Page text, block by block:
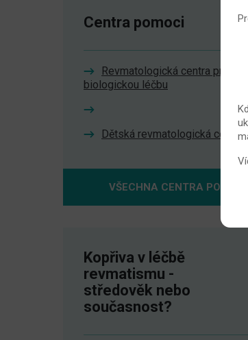
Centra pomoci
Revmatologická centra pro
biologickou léčbu
Dětská revmatologická centra
VŠECHNA CENTRA POMOCI
Kopřiva v léčbě
revmatismu -
středověk nebo
současnost?